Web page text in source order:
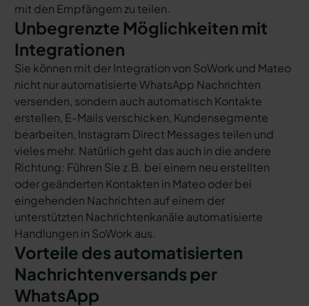
mit den Empfängern zu teilen.
Unbegrenzte Möglichkeiten mit
Integrationen
Sie können mit der Integration von SoWork und Mateo
nicht nur automatisierte WhatsApp Nachrichten
versenden, sondern auch automatisch Kontakte
erstellen, E-Mails verschicken, Kundensegmente
bearbeiten, Instagram Direct Messages teilen und
vieles mehr. Natürlich geht das auch in die andere
Richtung: Führen Sie z.B. bei einem neu erstellten
oder geänderten Kontakten in Mateo oder bei
eingehenden Nachrichten auf einem der
unterstützten Nachrichtenkanäle automatisierte
Handlungen in SoWork aus.
Vorteile des automatisierten
Nachrichtenversands per
WhatsApp